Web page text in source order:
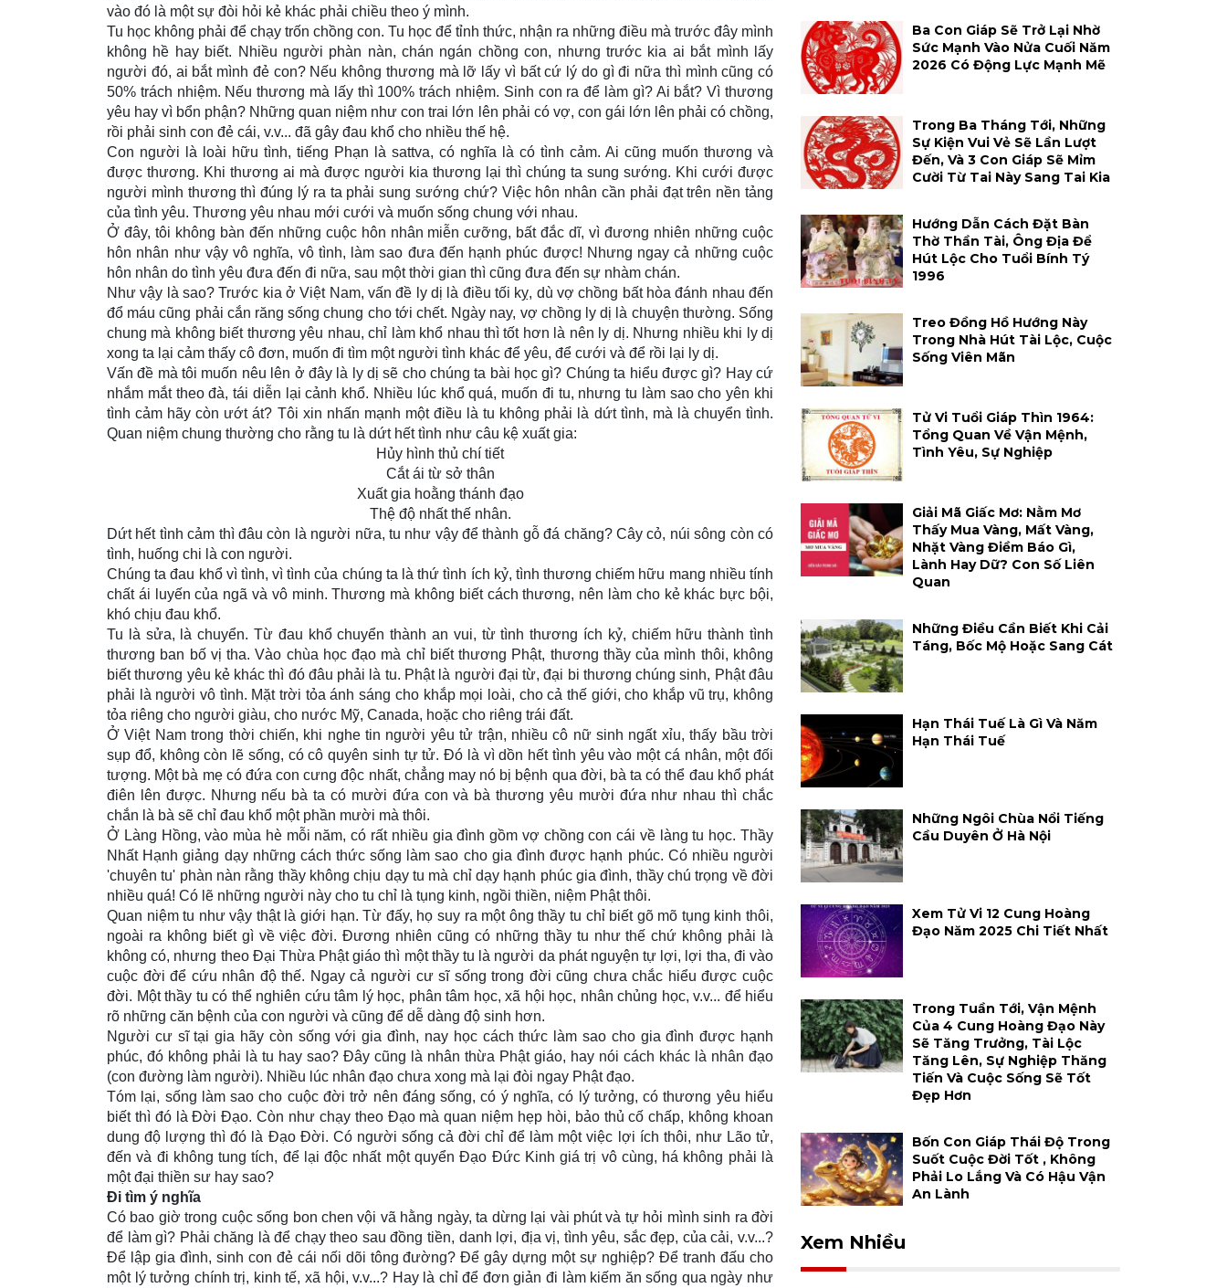
vào đó là một sự đòi hỏi kẻ khác phải chiều theo ý mình.
Tu học không phải để chạy trốn chồng con. Tu học để tỉnh thức, nhận ra những điều mà trước đây mình
không hề hay biết. Nhiều người phàn nàn, chán ngán chồng con, nhưng trước kia ai bắt mình lấy
người đó, ai bắt mình đẻ con? Nếu không thương mà lỡ lấy vì bất cứ lý do gì đi nữa thì mình cũng có
50% trách nhiệm. Nếu thương mà lấy thì 100% trách nhiệm. Sinh con ra để làm gì? Ai bắt? Vì thương
yêu hay vì bổn phận? Những quan niệm như con trai lớn lên phải có vợ, con gái lớn lên phải có chồng,
rồi phải sinh con đẻ cái, v.v... đã gây đau khổ cho nhiều thế hệ.
Con người là loài hữu tình, tiếng Phạn là sattva, có nghĩa là có tình cảm. Ai cũng muốn thương và
được thương. Khi thương ai mà được người kia thương lại thì chúng ta sung sướng. Khi cưới được
người mình thương thì đúng lý ra ta phải sung sướng chứ? Việc hôn nhân cần phải đạt trên nền tảng
của tình yêu. Thương yêu nhau mới cưới và muốn sống chung với nhau.
Ở đây, tôi không bàn đến những cuộc hôn nhân miễn cưỡng, bất đắc dĩ, vì đương nhiên những cuộc
hôn nhân như vậy vô nghĩa, vô tình, làm sao đưa đến hạnh phúc được! Nhưng ngay cả những cuộc
hôn nhân do tình yêu đưa đến đi nữa, sau một thời gian thì cũng đưa đến sự nhàm chán.
Như vậy là sao? Trước kia ở Việt Nam, vấn đề ly dị là điều tối kỵ, dù vợ chồng bất hòa đánh nhau đến
đổ máu cũng phải cắn răng sống chung cho tới chết. Ngày nay, vợ chồng ly dị là chuyện thường. Sống
chung mà không biết thương yêu nhau, chỉ làm khổ nhau thì tốt hơn là nên ly dị. Nhưng nhiều khi ly dị
xong ta lại cảm thấy cô đơn, muốn đi tìm một người tình khác để yêu, để cưới và để rồi lại ly dị.
Vấn đề mà tôi muốn nêu lên ở đây là ly dị sẽ cho chúng ta bài học gì? Chúng ta hiểu được gì? Hay cứ
nhắm mắt theo đà, tái diễn lại cảnh khổ. Nhiều lúc khổ quá, muốn đi tu, nhưng tu làm sao cho yên khi
tình cảm hãy còn ướt át? Tôi xin nhấn mạnh một điều là tu không phải là dứt tình, mà là chuyển tình.
Quan niệm chung thường cho rằng tu là dứt hết tình như câu kệ xuất gia:
Hủy hình thủ chí tiết
Cắt ái từ sở thân
Xuất gia hoằng thánh đạo
Thệ độ nhất thế nhân.
Dứt hết tình cảm thì đâu còn là người nữa, tu như vậy để thành gỗ đá chăng? Cây cỏ, núi sông còn có
tình, huống chi là con người.
Chúng ta đau khổ vì tình, vì tình của chúng ta là thứ tình ích kỷ, tình thương chiếm hữu mang nhiều tính
chất ái luyến của ngã và vô minh. Thương mà không biết cách thương, nên làm cho kẻ khác bực bội,
khó chịu đau khổ.
Tu là sửa, là chuyển. Từ đau khổ chuyển thành an vui, từ tình thương ích kỷ, chiếm hữu thành tình
thương ban bố vị tha. Vào chùa học đạo mà chỉ biết thương Phật, thương thầy của mình thôi, không
biết thương yêu kẻ khác thì đó đâu phải là tu. Phật là người đại từ, đại bi thương chúng sinh, Phật đâu
phải là người vô tình. Mặt trời tỏa ánh sáng cho khắp mọi loài, cho cả thế giới, cho khắp vũ trụ, không
tỏa riêng cho người giàu, cho nước Mỹ, Canada, hoặc cho riêng trái đất.
Ở Việt Nam trong thời chiến, khi nghe tin người yêu tử trận, nhiều cô nữ sinh ngất xỉu, thấy bầu trời
sụp đổ, không còn lẽ sống, có cô quyên sinh tự tử. Ðó là vì dồn hết tình yêu vào một cá nhân, một đối
tượng. Một bà mẹ có đứa con cưng độc nhất, chẳng may nó bị bệnh qua đời, bà ta có thể đau khổ phát
điên lên được. Nhưng nếu bà ta có mười đứa con và bà thương yêu mười đứa như nhau thì chắc
chắn là bà sẽ chỉ đau khổ một phần mười mà thôi.
Ở Làng Hồng, vào mùa hè mỗi năm, có rất nhiều gia đình gồm vợ chồng con cái về làng tu học. Thầy
Nhất Hạnh giảng dạy những cách thức sống làm sao cho gia đình được hạnh phúc. Có nhiều người
'chuyên tu' phàn nàn rằng thầy không chịu dạy tu mà chỉ dạy hạnh phúc gia đình, thầy chú trọng về đời
nhiều quá! Có lẽ những người này cho tu chỉ là tụng kinh, ngồi thiền, niệm Phật thôi.
Quan niệm tu như vậy thật là giới hạn. Từ đấy, họ suy ra một ông thầy tu chỉ biết gõ mõ tụng kinh thôi,
ngoài ra không biết gì về việc đời. Ðương nhiên cũng có những thầy tu như thế chứ không phải là
không có, nhưng theo Ðại Thừa Phật giáo thì một thầy tu là người da phát nguyện tự lợi, lợi tha, đi vào
cuộc đời để cứu nhân độ thế. Ngay cả người cư sĩ sống trong đời cũng chưa chắc hiểu được cuộc
đời. Một thầy tu có thể nghiên cứu tâm lý học, phân tâm học, xã hội học, nhân chủng học, v.v... để hiểu
rõ những căn bệnh của con người và cũng để dễ dàng độ sinh hơn.
Người cư sĩ tại gia hãy còn sống với gia đình, nay học cách thức làm sao cho gia đình được hạnh
phúc, đó không phải là tu hay sao? Ðây cũng là nhân thừa Phật giáo, hay nói cách khác là nhân đạo
(con đường làm người). Nhiều lúc nhân đạo chưa xong mà lại đòi ngay Phật đạo.
Tóm lại, sống làm sao cho cuộc đời trở nên đáng sống, có ý nghĩa, có lý tưởng, có thương yêu hiểu
biết thì đó là Ðời Ðạo. Còn như chạy theo Ðạo mà quan niệm hẹp hòi, bảo thủ cố chấp, không khoan
dung độ lượng thì đó là Ðạo Ðời. Có người sống cả đời chỉ để làm một việc lợi ích thôi, như Lão tử,
đến và đi không tung tích, để lại độc nhất một quyển Ðạo Ðức Kinh giá trị vô cùng, há không phải là
một đại thiền sư hay sao?
Ði tìm ý nghĩa
Có bao giờ trong cuộc sống bon chen vội vã hằng ngày, ta dừng lại vài phút và tự hỏi mình sinh ra đời
để làm gì? Phải chăng là để chạy theo sau đồng tiền, danh lợi, địa vị, tình yêu, sắc đẹp, của cải, v.v...?
Ðể lập gia đình, sinh con đẻ cái nối dõi tông đường? Ðể gây dựng một sự nghiệp? Ðể tranh đấu cho
một lý tưởng chính trị, kinh tế, xã hội, v.v...? Hay là chỉ để đơn giản đi làm kiếm ăn sống qua ngày như
Ba Con Giáp Sẽ Trở Lại Nhờ
Sức Mạnh Vào Nửa Cuối Năm
2026 Có Động Lực Mạnh Mẽ
Trong Ba Tháng Tới, Những
Sự Kiện Vui Vẻ Sẽ Lần Lượt
Đến, Và 3 Con Giáp Sẽ Mỉm
Cười Từ Tai Này Sang Tai Kia
Hướng Dẫn Cách Đặt Bàn
Thờ Thần Tài, Ông Địa Để
Hút Lộc Cho Tuổi Bính Tý
1996
Treo Đồng Hồ Hướng Này
Trong Nhà Hút Tài Lộc, Cuộc
Sống Viên Mãn
Tử Vi Tuổi Giáp Thìn 1964:
Tổng Quan Về Vận Mệnh,
Tình Yêu, Sự Nghiệp
Giải Mã Giấc Mơ: Nằm Mơ
Thấy Mua Vàng, Mất Vàng,
Nhặt Vàng Điềm Báo Gì,
Lành Hay Dữ? Con Số Liên
Quan
Những Điều Cần Biết Khi Cải
Táng, Bốc Mộ Hoặc Sang Cát
Hạn Thái Tuế Là Gì Và Năm
Hạn Thái Tuế
Những Ngôi Chùa Nổi Tiếng
Cầu Duyên Ở Hà Nội
Xem Tử Vi 12 Cung Hoàng
Đạo Năm 2025 Chi Tiết Nhất
Trong Tuần Tới, Vận Mệnh
Của 4 Cung Hoàng Đạo Này
Sẽ Tăng Trưởng, Tài Lộc
Tăng Lên, Sự Nghiệp Thăng
Tiến Và Cuộc Sống Sẽ Tốt
Đẹp Hơn
Bốn Con Giáp Thái Độ Trong
Suốt Cuộc Đời Tốt , Không
Phải Lo Lắng Và Có Hậu Vận
An Lành
Xem Nhiều